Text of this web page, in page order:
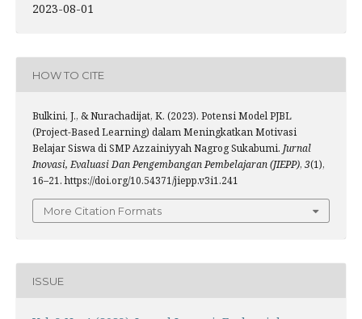
2023-08-01
HOW TO CITE
Bulkini, J., & Nurachadijat, K. (2023). Potensi Model PJBL
(Project-Based Learning) dalam Meningkatkan Motivasi
Belajar Siswa di SMP Azzainiyyah Nagrog Sukabumi. Jurnal
Inovasi, Evaluasi Dan Pengembangan Pembelajaran (JIEPP), 3(1),
16–21. https://doi.org/10.54371/jiepp.v3i1.241
More Citation Formats
ISSUE